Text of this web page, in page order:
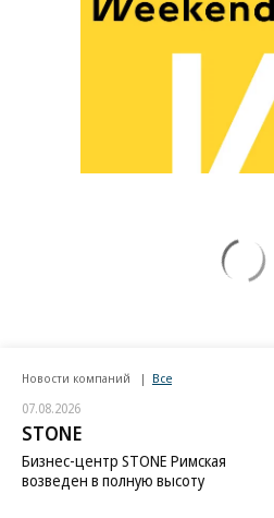
Новости компаний Все
07.08.2026
STONE
Бизнес-центр STONE Римская
возведен в полную высоту